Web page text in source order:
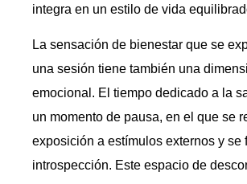
integra en un estilo de vida
La sensación de bienestar que se
una sesión tiene también una
emocional. El tiempo dedicado a la
un momento de pausa, en el que se
exposición a estímulos externos y se
introspección. Este espacio de